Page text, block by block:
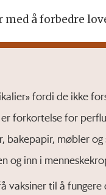
med å forbedre
fordi de ikke
er forkortelse for
bakepapir, møbler og
og inn i
vaksiner til å fungere